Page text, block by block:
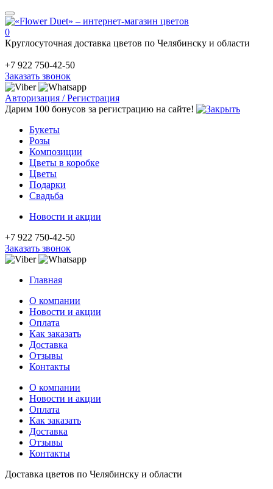
0
Круглосуточная доставка цветов по Челябинску и области
+7 922 750-42-50
Заказать звонок
Авторизация / Регистрация
Дарим 100 бонусов за регистрацию на сайте!
Букеты
Розы
Композиции
Цветы в коробке
Цветы
Подарки
Свадьба
Новости и акции
+7 922 750-42-50
Заказать звонок
Главная
О компании
Новости и акции
Оплата
Как заказать
Доставка
Отзывы
Контакты
О компании
Новости и акции
Оплата
Как заказать
Доставка
Отзывы
Контакты
Доставка цветов по Челябинску и области